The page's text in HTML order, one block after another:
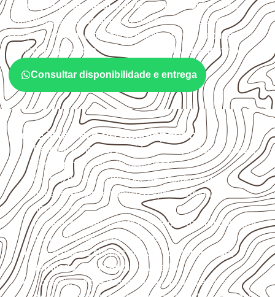
O Compensado Navalatende diferentes aplicações
profissionais, desde que suas características sejam
compatíveis com o projeto. A Infinity orienta a compra
conformeaplicação, medida, quantidade e destino.
Consultar disponibilidade e entrega
O que interfere no desempenho
Escolha a medida considerando aplicação, apoios,
montagem e especificação técnica.
Organize o plano de corte de acordo com as
dimensões disponíveis e o aproveitamento
necessário.
Considere acabamento e proteção das bordas após
qualquer corte ou usinagem.
Armazene as chapas em local coberto, seco,
ventilado e com apoio nivelado.
Consulte a ficha técnica antes de aplicações